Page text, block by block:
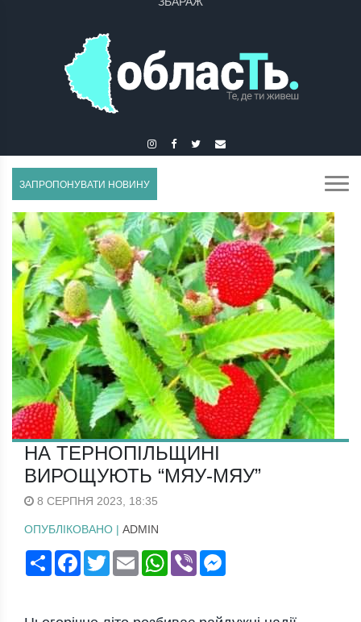
ЗБОРІВ
ЗАПРОПОНУВАТИ НОВИНУ
НА ТЕРНОПІЛЬЩИНІ
ВИРОЩУЮТЬ “МЯУ-МЯУ”
8 СЕРПНЯ 2023, 18:35
ОПУБЛІКОВАНО | ADMIN
ПоширитиFacebook
TwitterEmail WhatsApp
Viber